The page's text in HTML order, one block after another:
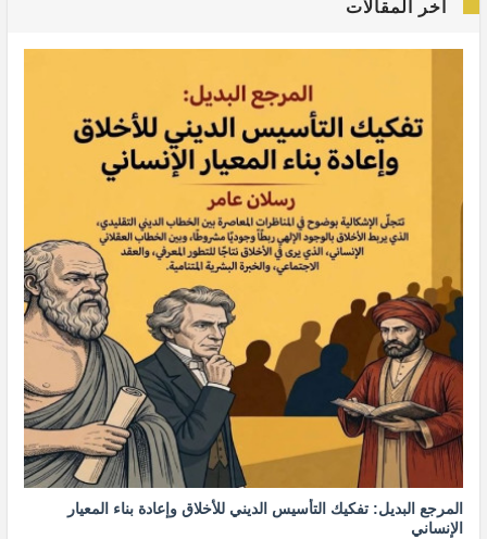
آخر المقالات
المرجع البديل: تفكيك التأسيس الديني للأخلاق وإعادة بناء المعيار
الإنساني